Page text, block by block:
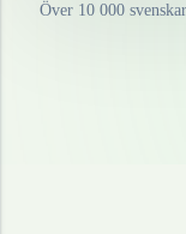
Över 10 000